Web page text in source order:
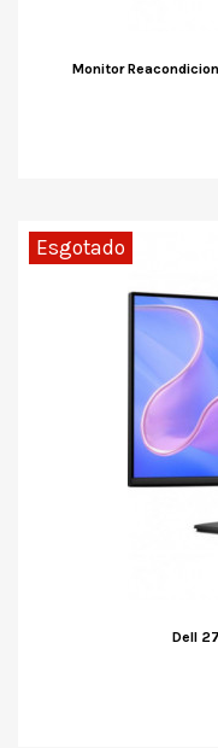
Monitor
Esgotado
Dell